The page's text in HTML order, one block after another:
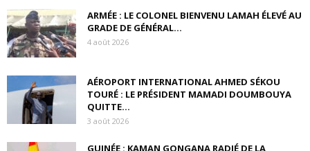
ARMÉE : LE COLONEL BIENVENU LAMAH ÉLEVÉ AU
GRADE DE GÉNÉRAL...
4 août 2026
AÉROPORT INTERNATIONAL AHMED SÉKOU
TOURÉ : LE PRÉSIDENT MAMADI DOUMBOUYA
QUITTE...
3 août 2026